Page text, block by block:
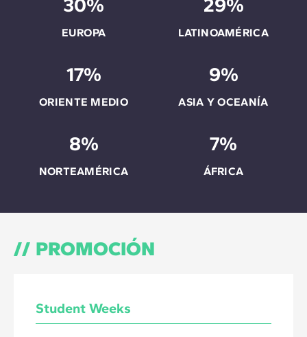
30%
EUROPA
29%
LATINOAMÉRICA
17%
ORIENTE MEDIO
9%
ASIA Y OCEANÍA
8%
NORTEAMÉRICA
7%
ÁFRICA
PROMOCIÓN
Student Weeks